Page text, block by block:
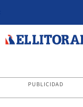
PUBLICIDAD